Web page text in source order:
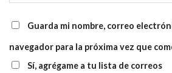
Guarda mi nombre, correo
navegador para la próxima vez que
Sí, agrégame a tu lista de correos